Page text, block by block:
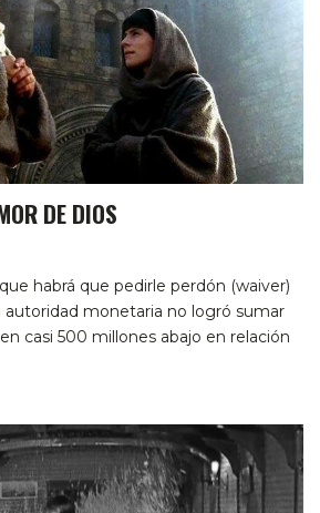
DE DIOS
habrá que pedirle perdón (waiver)
autoridad monetaria no logró sumar
casi 500 millones abajo en relación